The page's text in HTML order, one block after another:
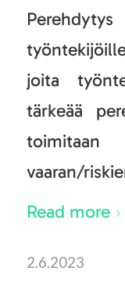
joita
tärkeää
vaaran/
Read more
2.6.2023